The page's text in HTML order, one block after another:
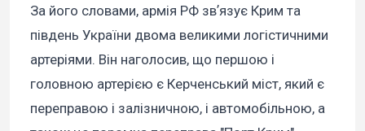
За його словами, армія РФ звʼязує Крим та
південь України двома великими логістичними
артеріями. Він наголосив, що першою і
головною артерією є Керченський міст, який є
переправою і залізничною, і автомобільною, а